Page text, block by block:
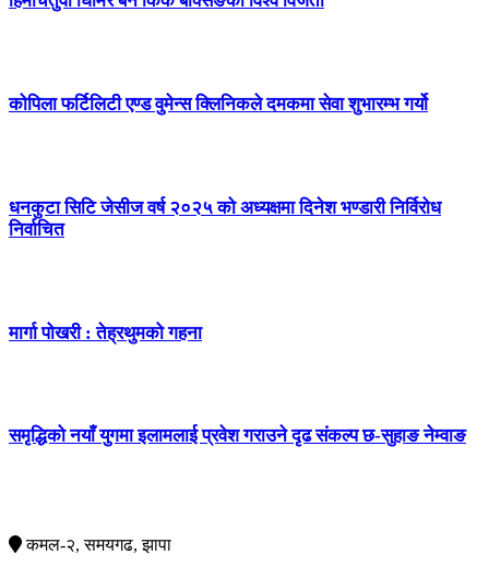
कोपिला फर्टिलिटी एण्ड वुमेन्स क्लिनिकले दमकमा सेवा शुभारम्भ गर्यो
धनकुटा सिटि जेसीज वर्ष २०२५ को अध्यक्षमा दिनेश भण्डारी निर्विरोध
निर्वाचित
मार्गा पोखरी : तेह्रथुमको गहना
समृद्धिको नयाँ युगमा इलामलाई प्रवेश गराउने दृढ संकल्प छ-सुहाङ नेम्वाङ
कमल-२, समयगढ, झापा